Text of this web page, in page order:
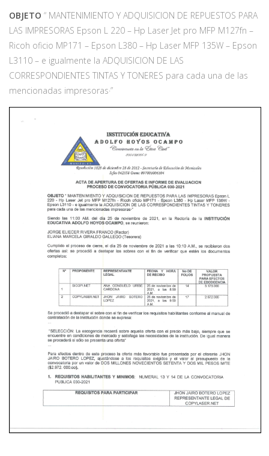
OBJETO “ MANTENIMIENTO Y ADQUISICION DE REPUESTOS PARA
LAS IMPRESORAS Epson L 220 – Hp Laser Jet pro MFP M127fn –
Ricoh oficio MP171 – Epson L380 – Hp Laser MFP 135W – Epson
L3110 – e igualmente la ADQUISICION DE LAS
CORRESPONDIENTES TINTAS Y TONERES para cada una de las
mencionadas impresoras·”